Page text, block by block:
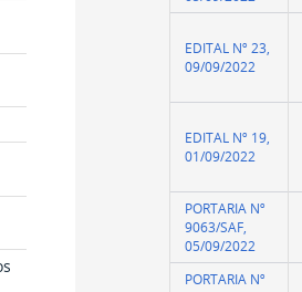
EDITAL Nº 23,
09/09/2022
EDITAL Nº 19,
01/09/2022
PORTARIA Nº
9063/SAF,
05/09/2022
PORTARIA Nº